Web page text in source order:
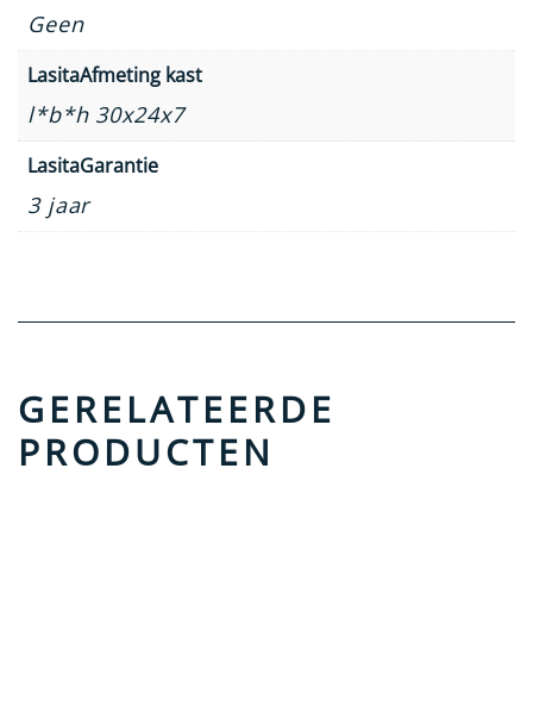
Geen
LasitaAfmeting kast
l*b*h 30x24x7
LasitaGarantie
3 jaar
GERELATEERDE
PRODUCTEN